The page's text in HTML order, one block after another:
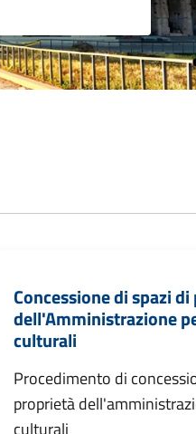
Concessione di spazi
dell'Amministrazione
culturali
Procedimento di
proprietà
culturali